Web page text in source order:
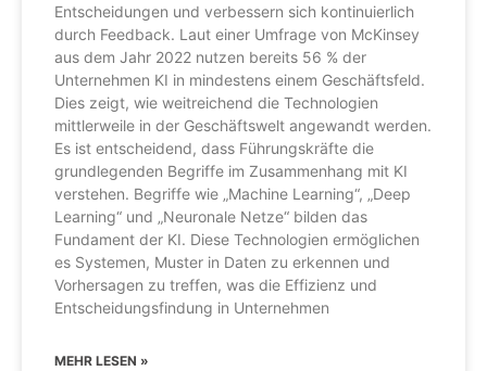
Entscheidungen und verbessern sich kontinuierlich
durch Feedback. Laut einer Umfrage von McKinsey
aus dem Jahr 2022 nutzen bereits 56 % der
Unternehmen KI in mindestens einem Geschäftsfeld.
Dies zeigt, wie weitreichend die Technologien
mittlerweile in der Geschäftswelt angewandt werden.
Es ist entscheidend, dass Führungskräfte die
grundlegenden Begriffe im Zusammenhang mit KI
verstehen. Begriffe wie „Machine Learning“, „Deep
Learning“ und „Neuronale Netze“ bilden das
Fundament der KI. Diese Technologien ermöglichen
es Systemen, Muster in Daten zu erkennen und
Vorhersagen zu treffen, was die Effizienz und
Entscheidungsfindung in Unternehmen
MEHR LESEN »